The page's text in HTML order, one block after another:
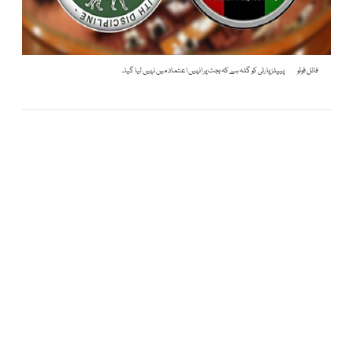
فائل فوٹو پیپلز پارٹی کو گلہ ہے کہ بجٹ پر انہیں اعتماد میں نہیں لیا گیا۔